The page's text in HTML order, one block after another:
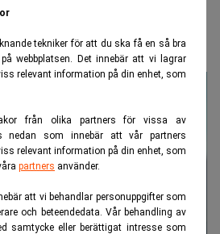
tekniker för att du ska få en så bra
webbplatsen. Det innebär att vi lagrar
relevant information på din enhet, som
från olika partners för vissa av
nedan som innebär att vår partners
relevant information på din enhet, som
partners använder.
att vi behandlar personuppgifter som
och beteendedata. Vår behandling av
samtycke eller berättigat intresse som
av